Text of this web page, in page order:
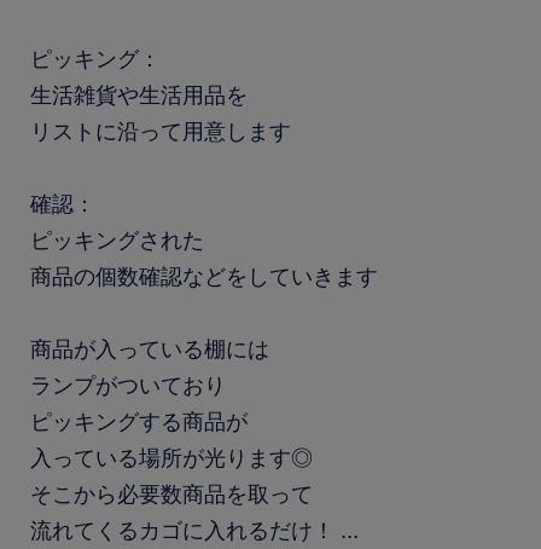
ピッキング：
生活雑貨や生活用品を
リストに沿って用意します
確認：
ピッキングされた
商品の個数確認などをしていきます
商品が入っている棚には
ランプがついており
ピッキングする商品が
入っている場所が光ります◎
そこから必要数商品を取って
流れてくるカゴに入れるだけ！ ...